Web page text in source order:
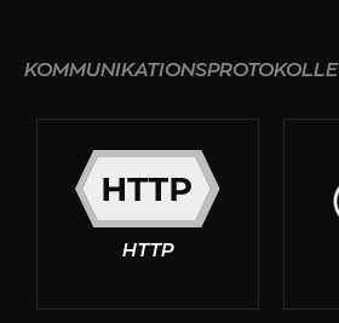
KOMMUNIKATIONSPROTOKOLLE
HTTP